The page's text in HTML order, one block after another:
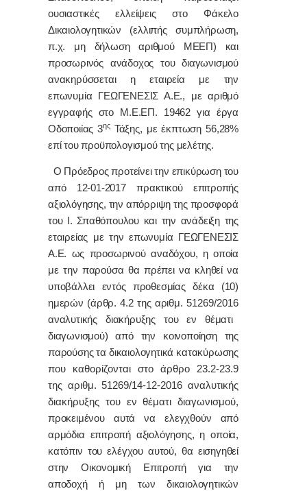
ουσιαστικές ελλείψεις στο Φάκελο
Δικαιολογητικών (ελλιπής συμπλήρωση,
π.χ. μη δήλωση αριθμού ΜΕΕΠ) και
προσωρινός ανάδοχος του διαγωνισμού
ανακηρύσσεται η εταιρεία με την
επωνυμία ΓΕΩΓΕΝΕΣΙΣ Α.Ε., με αριθμό
εγγραφής στο Μ.Ε.ΕΠ. 19462 για έργα
Οδοποιίας 3ηςΤάξης, με έκπτωση 56,28%
επί του προϋπολογισμού της μελέτης.
Ο Πρόεδρος προτείνει την επικύρωση του
από 12-01-2017 πρακτικού επιτροπής
αξιολόγησης, την απόρριψη της προσφορά
του Ι. Σπαθόπουλου και την ανάδειξη της
εταιρείας με την επωνυμία ΓΕΩΓΕΝΕΣΙΣ
Α.Ε. ως προσωρινού αναδόχου, η οποία
με την παρούσα θα πρέπει να κληθεί να
υποβάλλει εντός προθεσμίας δέκα (10)
ημερών (άρθρ. 4.2 της αριθμ. 51269/2016
αναλυτικής διακήρυξης του εν θέματι
διαγωνισμού) από την κοινοποίηση της
παρούσης τα δικαιολογητικά κατακύρωσης
που καθορίζονται στο άρθρο 23.2-23.9
της αριθμ. 51269/14-12-2016 αναλυτικής
διακήρυξης του εν θέματι διαγωνισμού,
προκειμένου αυτά να ελεγχθούν από
αρμόδια επιτροπή αξιολόγησης, η οποία,
κατόπιν του ελέγχου αυτού, θα εισηγηθεί
στην Οικονομική Επιτροπή για την
αποδοχή ή μη των δικαιολογητικών